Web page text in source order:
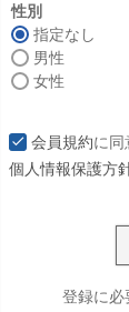
性別
指定なし
男性
女性
会員規約に同
個人情報保護方
登録に必